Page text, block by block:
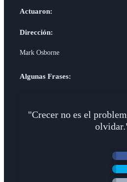
Actuaron:
Dirección:
Mark Osborne
Algunas Frases:
"Crecer no es el